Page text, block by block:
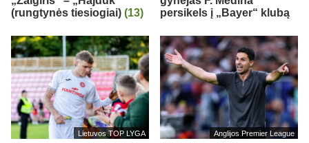
(rungtynės tiesiogiai) (13)
persikels į „Bayer“ klubą
Lietuvos TOP LYGA Anglijos Premier League